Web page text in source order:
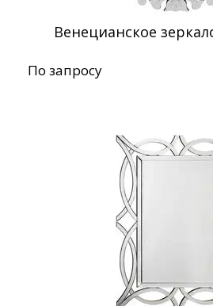
Венецианское
По запросу